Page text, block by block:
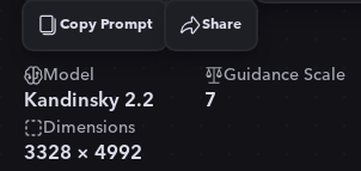
Copy Prompt
Copied! Share
Model
Kandinsky 2.2
Guidance Scale
7
Dimensions
3328 × 4992